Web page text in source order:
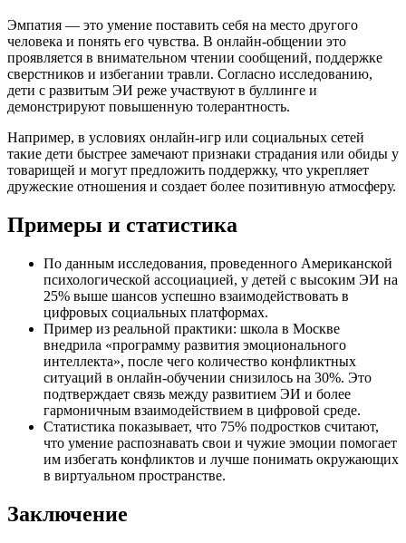
Эмпатия — это умение поставить себя на место другого
человека и понять его чувства. В онлайн-общении это
проявляется в внимательном чтении сообщений, поддержке
сверстников и избегании травли. Согласно исследованию,
дети с развитым ЭИ реже участвуют в буллинге и
демонстрируют повышенную толерантность.
Например, в условиях онлайн-игр или социальных сетей
такие дети быстрее замечают признаки страдания или обиды у
товарищей и могут предложить поддержку, что укрепляет
дружеские отношения и создает более позитивную атмосферу.
Примеры и статистика
По данным исследования, проведенного Американской
психологической ассоциацией, у детей с высоким ЭИ на
25% выше шансов успешно взаимодействовать в
цифровых социальных платформах.
Пример из реальной практики: школа в Москве
внедрила «программу развития эмоционального
интеллекта», после чего количество конфликтных
ситуаций в онлайн-обучении снизилось на 30%. Это
подтверждает связь между развитием ЭИ и более
гармоничным взаимодействием в цифровой среде.
Статистика показывает, что 75% подростков считают,
что умение распознавать свои и чужие эмоции помогает
им избегать конфликтов и лучше понимать окружающих
в виртуальном пространстве.
Заключение